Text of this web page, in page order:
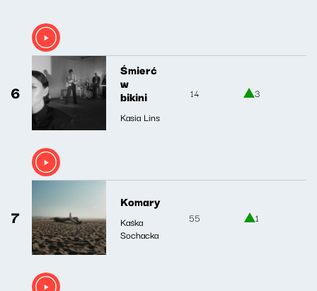
6
Śmierć
w
bikini
Kasia Lins
14 3
7
Komary
Kaśka
Sochacka
55 1